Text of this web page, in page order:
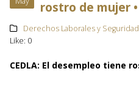
rostro de mujer
Derechos Laborales y Seguridad
Like: 0
CEDLA: El desempleo tiene